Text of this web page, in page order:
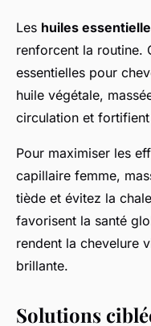
Les huiles
renforcent la routine.
essentielles pour
huile végétale,
circulation et
Pour maximiser les
capillaire femme,
tiède et évitez la
favorisent la santé
rendent la chevelure
brillante.
Solutions